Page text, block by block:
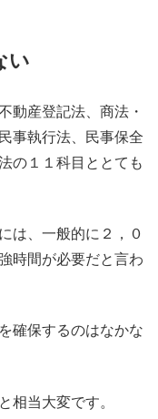
い
動産登記法、商法・
事執行法、民事保全
の１１科目ととても
は、一般的に２，０
時間が必要だと言わ
確保するのはなかな
相当大変です。